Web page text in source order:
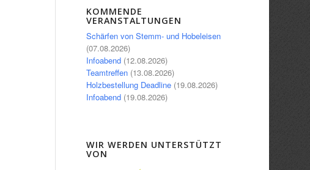
Office 365
KOMMENDE
VERANSTALTUNGEN
Schärfen von Stemm- und Hobeleisen
(07.08.2026)
Infoabend (12.08.2026)
Teamtreffen (13.08.2026)
Holzbestellung Deadline (19.08.2026)
Infoabend (19.08.2026)
WIR WERDEN UNTERSTÜTZT
VON